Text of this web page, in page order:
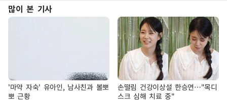
많이 본 기사
'마약 자숙' 유아인, 남사친과 볼뽀
뽀 근황
손떨림 건강이상설 한승연…"목디
스크 심해 치료 중"